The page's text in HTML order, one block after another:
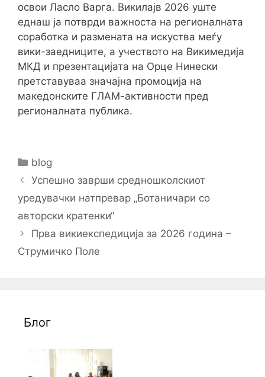
освои Ласло Варга. Викилајв 2026 уште
еднаш ја потврди важноста на регионалната
соработка и размената на искуства меѓу
вики-заедниците, а учеството на Викимедија
МКД и презентацијата на Орце Нинески
претставуваа значајна промоција на
македонските ГЛАМ-активности пред
регионалната публика.
Categories
blog
Post
navigation
Успешно заврши средношколскиот
уредувачки натпревар „Ботаничари со
авторски кратенки“
Прва викиекспедиција за 2026 година –
Струмичко Поле
Блог